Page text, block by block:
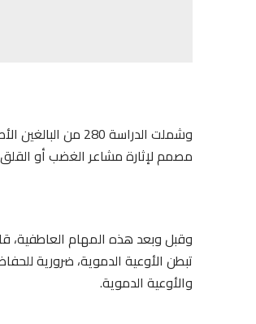
مصمم لإثارة مشاعر الغضب أو القلق
وقبل وبعد هذه المهام العاطفية، قام
تبطن الأوعية الدموية، ضرورية
والأوعية الدموية.